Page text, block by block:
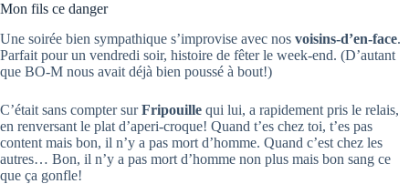
Mon fils ce danger
Une soirée bien sympathique s’improvise avec nos voisins-d’en-face.
Parfait pour un vendredi soir, histoire de fêter le week-end. (D’autant
que BO-M nous avait déjà bien poussé à bout!)
C’était sans compter surFripouille qui lui, a rapidement pris le relais,
en renversant le plat d’aperi-croque! Quand t’es chez toi, t’es pas
content mais bon, il n’y a pas mort d’homme. Quand c’est chez les
autres… Bon, il n’y a pas mort d’homme non plus mais bon sang ce
que ça gonfle!